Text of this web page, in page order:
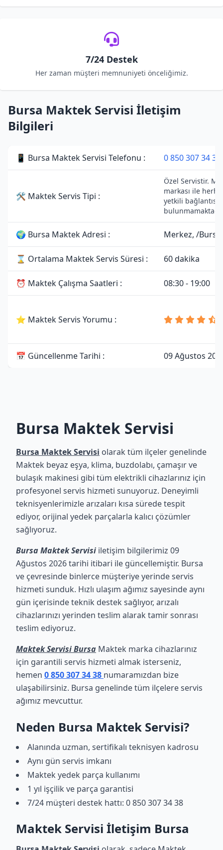
7/24 Destek
Her zaman müşteri memnuniyeti önceliğimiz.
Bursa Maktek Servisi İletişim
Bilgileri
📱 Bursa Maktek Servisi Telefonu : 0 850 307 34 38
🛠 Maktek Servis Tipi :
Özel Servistir.
markası ile
yetkili bağlantısı
🌍 Bursa Maktek Adresi : Merkez, /Bursa
⌛ Ortalama Maktek Servis Süresi : 60 dakika
⏰ Maktek Çalışma Saatleri : 08:30 - 19:00
⭐ Maktek Servis Yorumu :
📅 Güncellenme Tarihi : 09 Ağustos
Bursa Maktek Servisi
Bursa Maktek Servisi olarak tüm ilçeler genelinde
Maktek beyaz eşya, klima, buzdolabı, çamaşır ve
bulaşık makinesi gibi tüm elektrikli cihazlarınız için
profesyonel servis hizmeti sunuyoruz. Deneyimli
teknisyenlerimizle arızaları kısa sürede tespit
ediyor, orijinal yedek parçalarla kalıcı çözümler
sağlıyoruz.
Bursa Maktek Servisi iletişim bilgilerimiz 09
Ağustos 2026 tarihi itibari ile güncellemiştir. Bursa
ve çevresinde binlerce müşteriye yerinde servis
hizmeti sunduk. Hızlı ulaşım ağımız sayesinde aynı
gün içerisinde teknik destek sağlıyor, arızalı
cihazlarınızı yerinden teslim alarak tamir sonrası
teslim ediyoruz.
Maktek Servisi Bursa Maktek marka cihazlarınız
için garantili servis hizmeti almak isterseniz,
hemen 0 850 307 34 38 numaramızdan bize
ulaşabilirsiniz. Bursa genelinde tüm ilçelere servis
ağımız mevcuttur.
Neden Bursa Maktek Servisi?
Alanında uzman, sertifikalı teknisyen kadrosu
Aynı gün servis imkanı
Maktek yedek parça kullanımı
1 yıl işçilik ve parça garantisi
7/24 müşteri destek hattı: 0 850 307 34 38
Maktek Servisi İletişim Bursa